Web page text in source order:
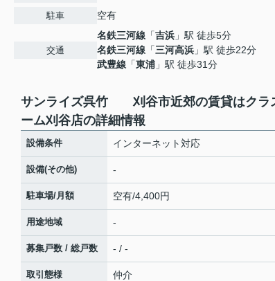
駐車 空有
交通
名鉄三河線 「吉浜 」駅 徒歩5分
名鉄三河線 「三河高浜 」駅 徒歩22分
武豊線 「東浦 」駅 徒歩31分
サンライズ呉竹 刈谷市近郊の賃貸はクラ
ーム刈谷店の詳細情報
設備条件 インターネット対応
設備(その他) -
駐車場/月額 空有/4,400円
用途地域 -
募集戸数 / 総戸数 - / -
取引態様 仲介